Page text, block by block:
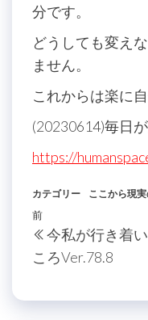
分です。
どうしても変え
ません。
これからは楽に
(20230614)毎日
https://
カテゴリー ここから現
投
稿
ナ
ビ
過
去
の
前
今私が行き着
ころVer.78.8